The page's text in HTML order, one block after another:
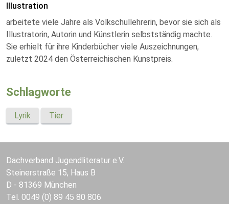
Illustration
arbeitete viele Jahre als Volkschullehrerin, bevor sie sich als
Illustratorin, Autorin und Künstlerin selbstständig machte.
Sie erhielt für ihre Kinderbücher viele Auszeichnungen,
zuletzt 2024 den Österreichischen Kunstpreis.
Schlagworte
Lyrik Tier
Dachverband Jugendliteratur e.V.
Steinerstraße 15, Haus B
D - 81369 München
Tel. 0049 (0) 89 45 80 806